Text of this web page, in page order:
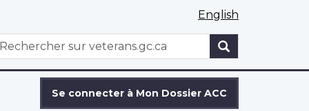
English
WxT
Se connecter à Mon Dossier ACC